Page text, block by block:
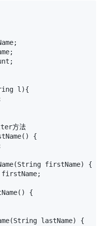
l){
方法
{
firstName) {
{
lastName) {